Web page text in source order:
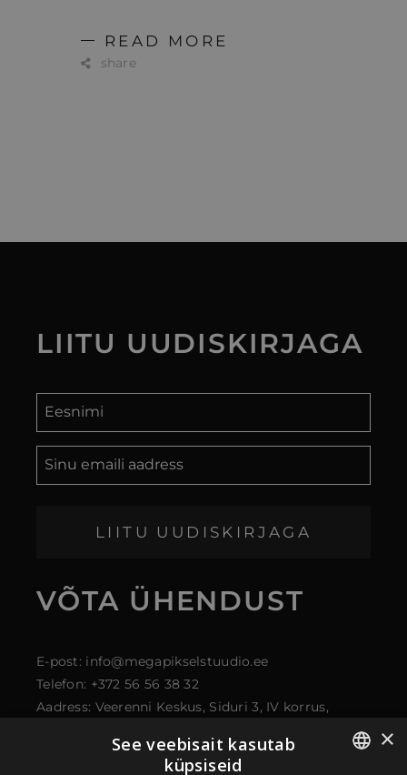
READ MORE
share
LIITU UUDISKIRJAGA
LIITU UUDISKIRJAGA
VÕTA ÜHENDUST
E-post: info@megapikselstuudio.ee
Telefon: +372 56 56 38 32
Aadress: Veerenni Keskus, Siduri 3, IV korrus,
×
See veebisait kasutab
küpsiseid